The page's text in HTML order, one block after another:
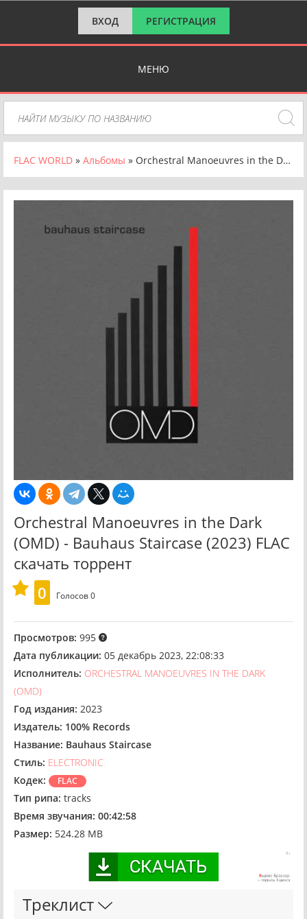
ВХОД РЕГИСТРАЦИЯ
МЕНЮ
FLAC WORLD » Альбомы » Orchestral Manoeuvres in the Dark (OMD) - Bauhaus Staircase [24-bit Hi-Res] (2023) FLAC
Orchestral Manoeuvres in the Dark
(OMD) - Bauhaus Staircase (2023) FLAC
скачать торрент
0
Голосов0
Просмотров: 995
Дата публикации: 05 декабрь 2023, 22:08:33
Исполнитель: ORCHESTRAL MANOEUVRES IN THE DARK
(OMD)
Год издания: 2023
Издатель: 100% Records
Название: Bauhaus Staircase
Стиль: ELECTRONIC
Кодек:
FLAC
Тип рипа: tracks
Время звучания: 00:42:58
Размер: 524.28 MB
Треклист